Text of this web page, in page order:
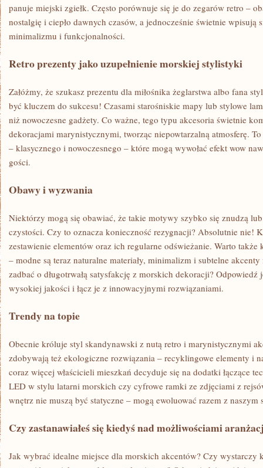
panuje miejski zgiełk. Często porównuje się je do zegarów retro –
nostalgię i ciepło dawnych czasów, a jednocześnie świetnie wpisują
minimalizmu i funkcjonalności.
Retro prezenty jako uzupełnienie morskiej stylistyki
Załóżmy, że szukasz prezentu dla miłośnika żeglarstwa albo fana
być kluczem do sukcesu! Czasami starośniskie mapy lub stylowe
niż nowoczesne gadżety. Co ważne, tego typu akcesoria świetnie
dekoracjami marynistycznymi, tworząc niepowtarzalną atmosferę.
– klasycznego i nowoczesnego – które mogą wywołać efekt wow
gości.
Obawy i wyzwania
Niektórzy mogą się obawiać, że takie motywy szybko się znudzą
czystości. Czy to oznacza konieczność rezygnacji? Absolutnie nie!
zestawienie elementów oraz ich regularne odświeżanie. Warto
– modne są teraz naturalne materiały, minimalizm i subtelne
zadbać o długotrwałą satysfakcję z morskich dekoracji?
wysokiej jakości i łącz je z innowacyjnymi rozwiązaniami.
Trendy na topie
Obecnie króluje styl skandynawski z nutą retro i marynistycznymi
zdobywają też ekologiczne rozwiązania – recyklingowe elementy i
coraz więcej właścicieli mieszkań decyduje się na dodatki łączące
LED w stylu latarni morskich czy cyfrowe ramki ze zdjęciami z
wnętrz nie muszą być statyczne – mogą ewoluować razem z naszym
Czy zastanawiałeś się kiedyś nad możliwościami
Jak wybrać idealne miejsce dla morskich akcentów? Czy